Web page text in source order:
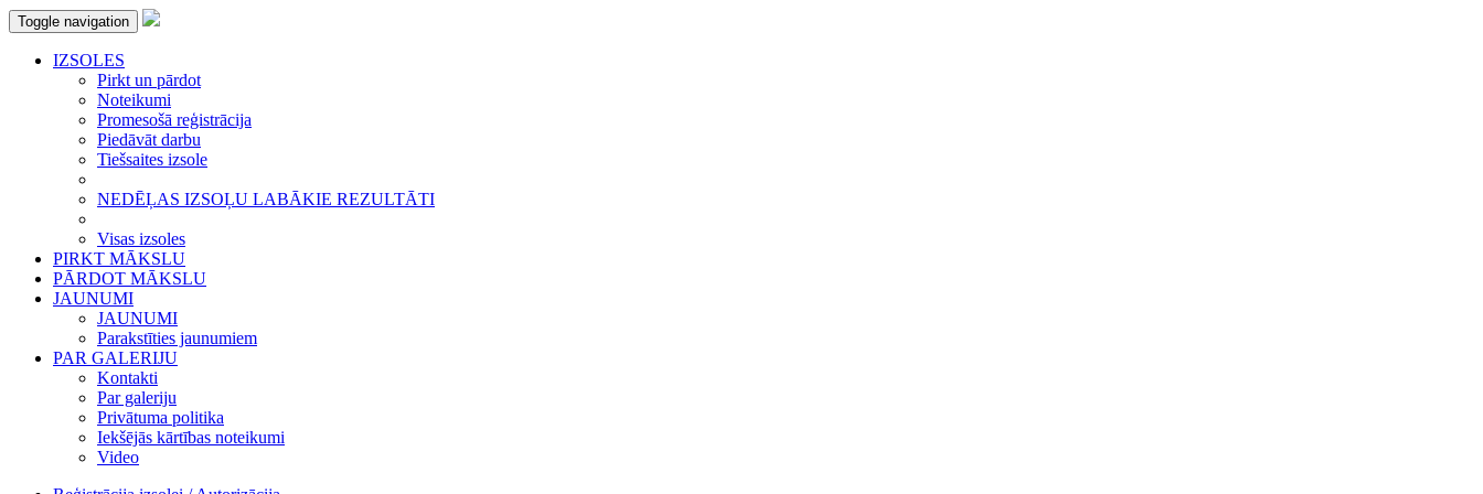
Toggle navigation
IZSOLES
Pirkt un pārdot
Noteikumi
Promesošā reģistrācija
Piedāvāt darbu
Tiešsaites izsole
NEDĒĻAS IZSOĻU LABĀKIE REZULTĀTI
Visas izsoles
PIRKT MĀKSLU
PĀRDOT MĀKSLU
JAUNUMI
JAUNUMI
Parakstīties jaunumiem
PAR GALERIJU
Kontakti
Par galeriju
Privātuma politika
Iekšējās kārtības noteikumi
Video